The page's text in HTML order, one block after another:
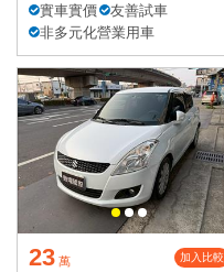
實車實價
友善試車
非多元化營業用車
23 萬 加入比較